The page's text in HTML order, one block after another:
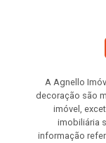
A Agnello
decoração são
imóvel,
imobiliária
informação